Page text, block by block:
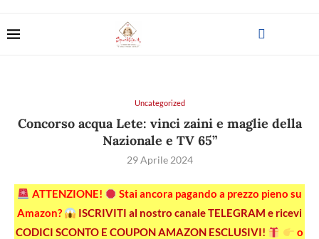
Uncategorized
Concorso acqua Lete: vinci zaini e maglie della
Nazionale e TV 65”
29 Aprile 2024
ATTENZIONE!
Stai ancora pagando a prezzo pieno su
Amazon?
ISCRIVITI al nostro canale TELEGRAM e ricevi
CODICI SCONTO E COUPON AMAZON ESCLUSIVI!
o